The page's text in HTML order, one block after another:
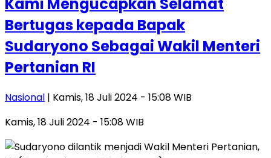
Kami Mengucapkan Selamat
Bertugas kepada Bapak
Sudaryono Sebagai Wakil Menteri
Pertanian RI
Nasional | Kamis, 18 Juli 2024 - 15:08 WIB
Kamis, 18 Juli 2024 - 15:08 WIB